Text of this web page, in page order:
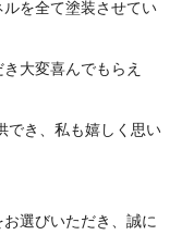
を全て塗装させてい
大変喜んでもらえ
でき、私も嬉しく思い
選びいただき、誠に